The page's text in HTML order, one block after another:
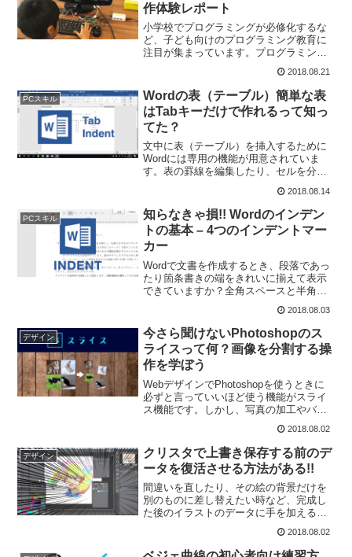
作体験レポート
小学校でプログラミングが必修化するな
ど、子ども向けのプログラミング教育に
注目が集まっています。プログラミング
教室やゲーム、ロボット、IoTなどの電子
工作体験イベントが各地で開催されてい
ます。今回は、Raspberry Pi 3（ラズベリ
ーパ...
2018.08.21
PCスキル
Wordの表（テーブル）簡単な表
はTabキーだけで作れるって知っ
てた？
文中に表（テーブル）を挿入するために
Wordには専用の機能が用意されていま
す。表の罫線を編集したり、セルを分
能が準備されています。しかし、項目が
少なくシンプルな表であれば、わざわざ
表機能を使わずに、...
2018.08.14
PCスキル
知らなきゃ損!! Wordのインデン
トの基本 – 4つのインデントマー
カー
Wordで文書を作成するとき、段落であっ
たり箇条書きの端をきれいに揃えて表示
できていますか？全角スペースと半角ス
に調整していますよ。端がガタガタでも
気にしてません。読みにくいって言われ
たら、じゃあ読まなく...
2018.08.03
デザイン
今さら聞けないPhotoshopのス
ライスって何？画像を分割する操
作を学ぼう
WebデザインでPhotoshopを使うときに
必ずと言っていいほど使う機能がスライ
ス機能です。しかし、写真の加工やバナ
ない機能なので、スライスについて知ら
ない人も少なくないはず。スライス機能
について知った...
2018.08.02
デザイン
クリスタで上書き保存する前のデ
ータを復活させる方法がある!!
間違いを直したり、その絵の背景だけを
別のものに差し替えたい時など、完成し
た後のイラストのデータに手を加えると
きには、レイヤーを結合する前のデータ
が残っていると便利ですよね！レイヤー
を結合する前のデータを、別データとし
2018.08.02